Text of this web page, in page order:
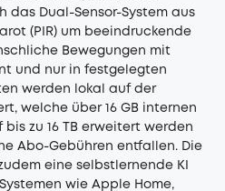
das Dual-Sensor-System aus
(PIR) um beeindruckende
Bewegungen mit
und nur in festgelegten
werden lokal auf der
welche über 16 GB internen
zu 16 TB erweitert werden
Abo-Gebühren entfallen. Die
eine selbstlernende KI
wie Apple Home,